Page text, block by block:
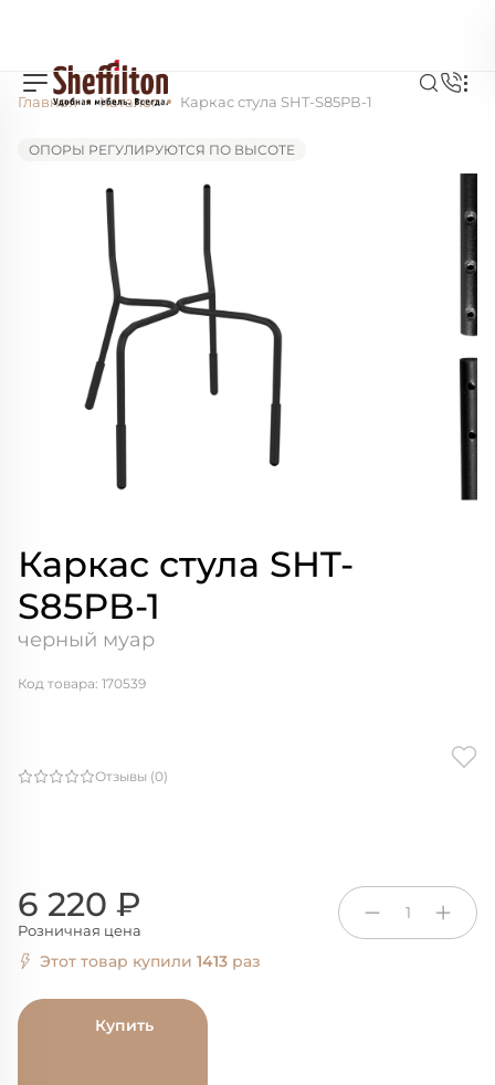
Главная Каталог Каркас стула SHT-S85РВ-1
ОПОРЫ РЕГУЛИРУЮТСЯ ПО ВЫСОТЕ
Каркас стула SHT-
S85РВ-1
черный муар
Отзывы (0)
Код товара: 170539
6 220 ₽
Розничная цена
1
Этот товар купили 1413 раз
Купить